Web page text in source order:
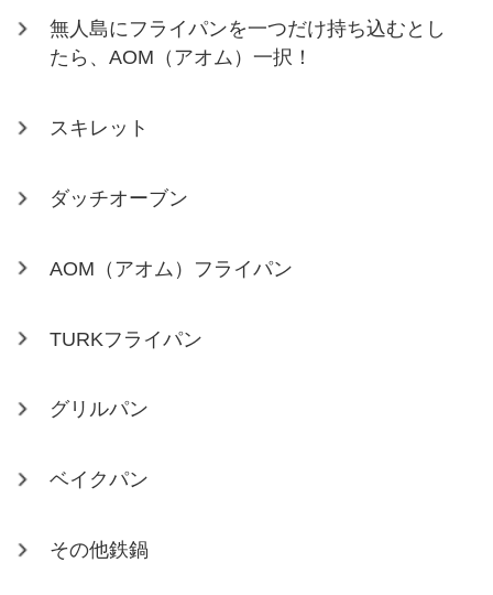
無人島にフライパンを一つだけ持ち込むとし
たら、AOM（アオム）一択！
スキレット
ダッチオーブン
AOM（アオム）フライパン
TURKフライパン
グリルパン
ベイクパン
その他鉄鍋